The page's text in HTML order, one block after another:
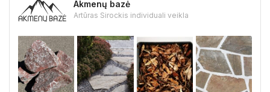
Anykščių raj. Birštono sav. Biržų raj.
Druskininkų sav. Elektrėnų sav. Ignalinos raj.
Jonavos raj. Joniškio raj. Jurbarko raj.
Akmenų bazė
Artūras Sirockis individuali veikla